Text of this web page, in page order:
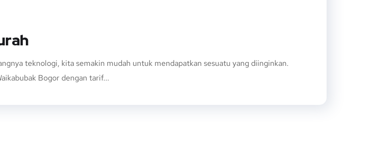
teknologi, kita semakin mudah untuk mendapatkan sesuatu yang diinginkan.
Bogor dengan tarif...